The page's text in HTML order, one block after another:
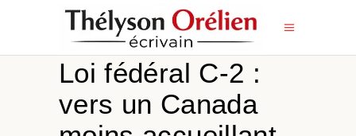
Loi fédéral C-2 :
vers un Canada